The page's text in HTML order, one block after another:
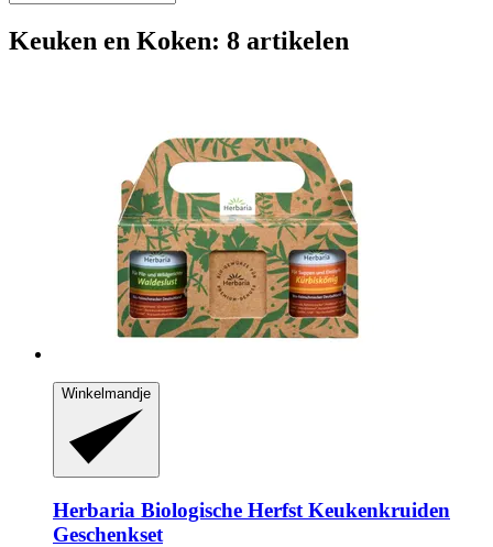
Keuken en Koken: 8 artikelen
Winkelmandje
Herbaria Biologische Herfst Keukenkruiden
Geschenkset